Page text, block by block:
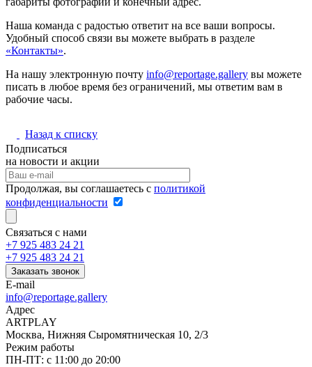
Наша команда с радостью ответит на все ваши вопросы.
Удобный способ связи вы можете выбрать в разделе
«Контакты».
На нашу электронную почту info@reportage.gallery вы можете
писать в любое время без ограничений, мы ответим вам в
рабочие часы.
Назад к списку
Подписаться
на новости и акции
Продолжая, вы соглашаетесь с политикой
конфиденциальности
Связаться с нами
+7 925 483 24 21
+7 925 483 24 21
Заказать звонок
E-mail
info@reportage.gallery
Адрес
ARTPLAY
Москва, Нижняя Сыромятническая 10, 2/3
Режим работы
ПН-ПТ: с 11:00 до 20:00